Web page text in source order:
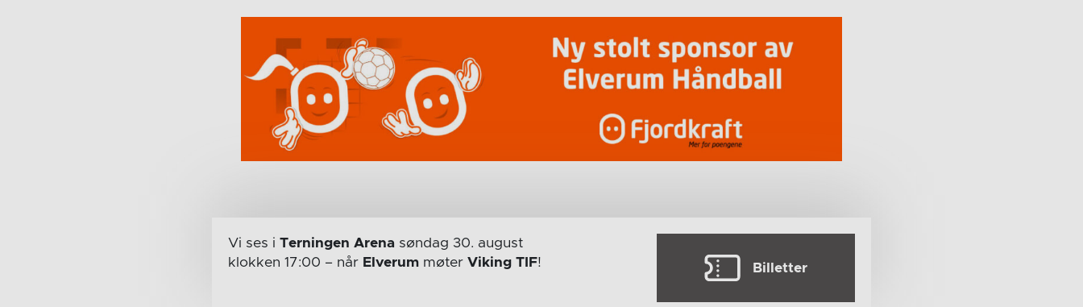
Vi ses i Terningen Arenasøndag 30. august
klokken 17:00 – når Elverummøter Viking TIF! Billetter